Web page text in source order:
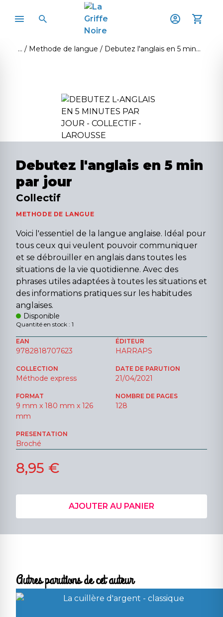
Methode de langue Debutez l'anglais en 5 min par jour
Debutez l'anglais en 5 min
par jour
Collectif
METHODE DE LANGUE
Voici l'essentiel de la langue anglaise. Idéal pour
tous ceux qui veulent pouvoir communiquer
et se débrouiller en anglais dans toutes les
situations de la vie quotidienne. Avec des
phrases utiles adaptées à toutes les situations et
des informations pratiques sur les habitudes
anglaises.
Disponible
Quantité en stock : 1
EAN
9782818707623
ÉDITEUR
HARRAPS
COLLECTION
Méthode express
DATE DE PARUTION
21/04/2021
FORMAT
9 mm x 180 mm x 126
mm
NOMBRE DE PAGES
128
PRESENTATION
Broché
8,95 €
AJOUTER AU PANIER
Autres parutions de cet auteur